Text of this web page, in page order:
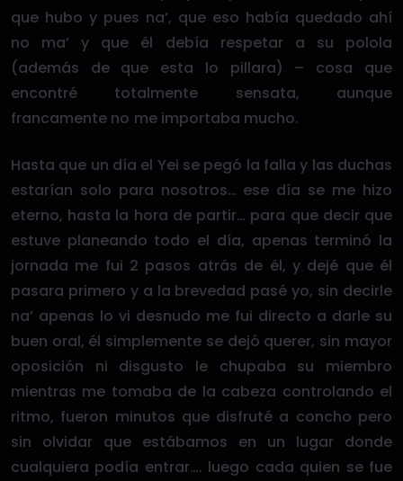
que hubo y pues na’, que eso había quedado ahí
no ma’ y que él debía respetar a su polola
(además de que esta lo pillara) – cosa que
encontré totalmente sensata, aunque
francamente no me importaba mucho.
Hasta que un día el Yei se pegó la falla y las duchas
estarían solo para nosotros… ese día se me hizo
eterno, hasta la hora de partir… para que decir que
estuve planeando todo el día, apenas terminó la
jornada me fui 2 pasos atrás de él, y dejé que él
pasara primero y a la brevedad pasé yo, sin decirle
na’ apenas lo vi desnudo me fui directo a darle su
buen oral, él simplemente se dejó querer, sin mayor
oposición ni disgusto le chupaba su miembro
mientras me tomaba de la cabeza controlando el
ritmo, fueron minutos que disfruté a concho pero
sin olvidar que estábamos en un lugar donde
cualquiera podía entrar…. luego cada quien se fue